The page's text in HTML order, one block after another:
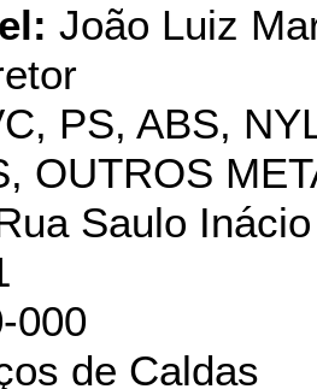
João Luiz
PS, ABS,
OUTROS
Saulo
000
de Caldas